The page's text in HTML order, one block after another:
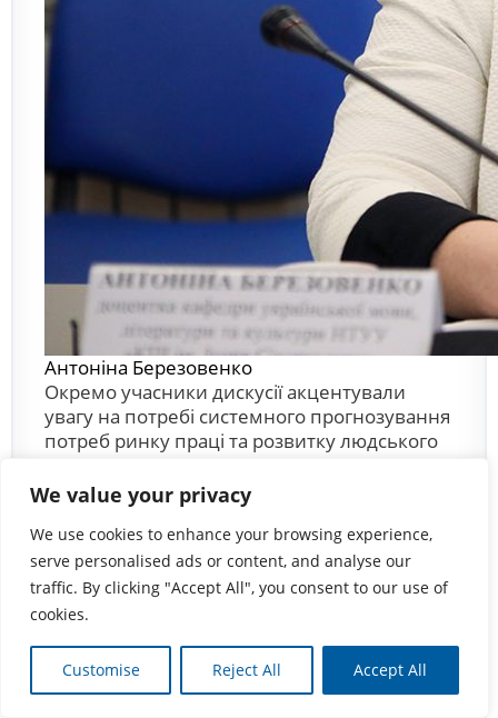
We value your privacy
We use cookies to enhance your browsing experience,
serve personalised ads or content, and analyse our
traffic. By clicking "Accept All", you consent to our use of
cookies.
Customise Reject All Accept All
Антоніна Березовенко
Окремо учасники дискусії акцентували
увагу на потребі системного прогнозування
потреб ринку праці та розвитку людського
«Першочергово Україні потрібно запустити
систему прогнозування потреб ринку праці,
модернізувати державне замовлення,
розгорнути масштабну перекваліфікацію
дорослих, підтримати внутрішню трудову
інтегрувати ВПО і ветеранів, підтримувати
зв’язок з українцями за кордоном та